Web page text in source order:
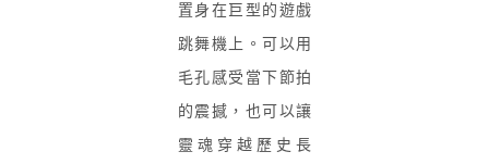
置身在巨型的遊戲
跳舞機上。可以用
毛孔感受當下節拍
的震撼，也可以讓
靈魂穿越歷史長